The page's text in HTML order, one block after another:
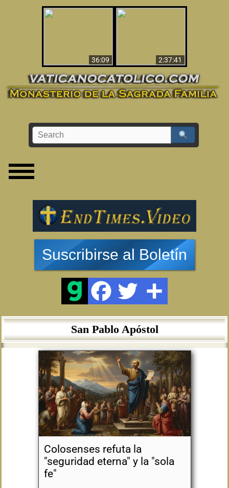
36:09
2:37:41
Suscribirse al Boletín
San Pablo Apóstol
Colosenses refuta la
"seguridad eterna" y la "sola
fe"